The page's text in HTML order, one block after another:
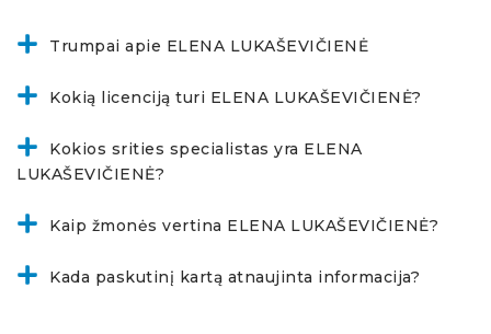
Trumpai apie ELENA LUKAŠEVIČIENĖ
Kokią licenciją turi ELENA LUKAŠEVIČIENĖ?
Kokios srities specialistas yra ELENA
LUKAŠEVIČIENĖ?
Kaip žmonės vertina ELENA LUKAŠEVIČIENĖ?
Kada paskutinį kartą atnaujinta informacija?